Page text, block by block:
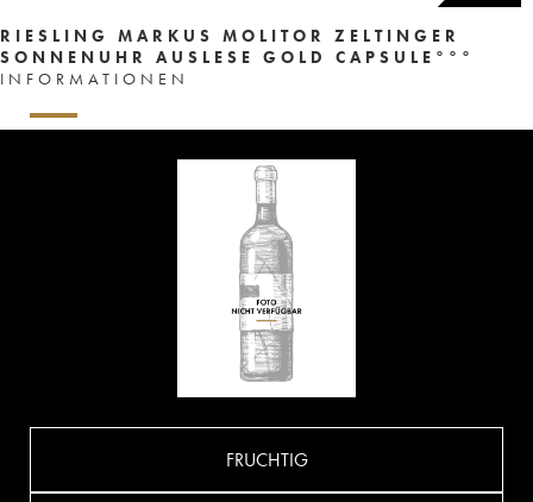
RIESLING MARKUS MOLITOR ZELTINGER
SONNENUHR AUSLESE GOLD CAPSULE°°°
INFORMATIONEN
FRUCHTIG